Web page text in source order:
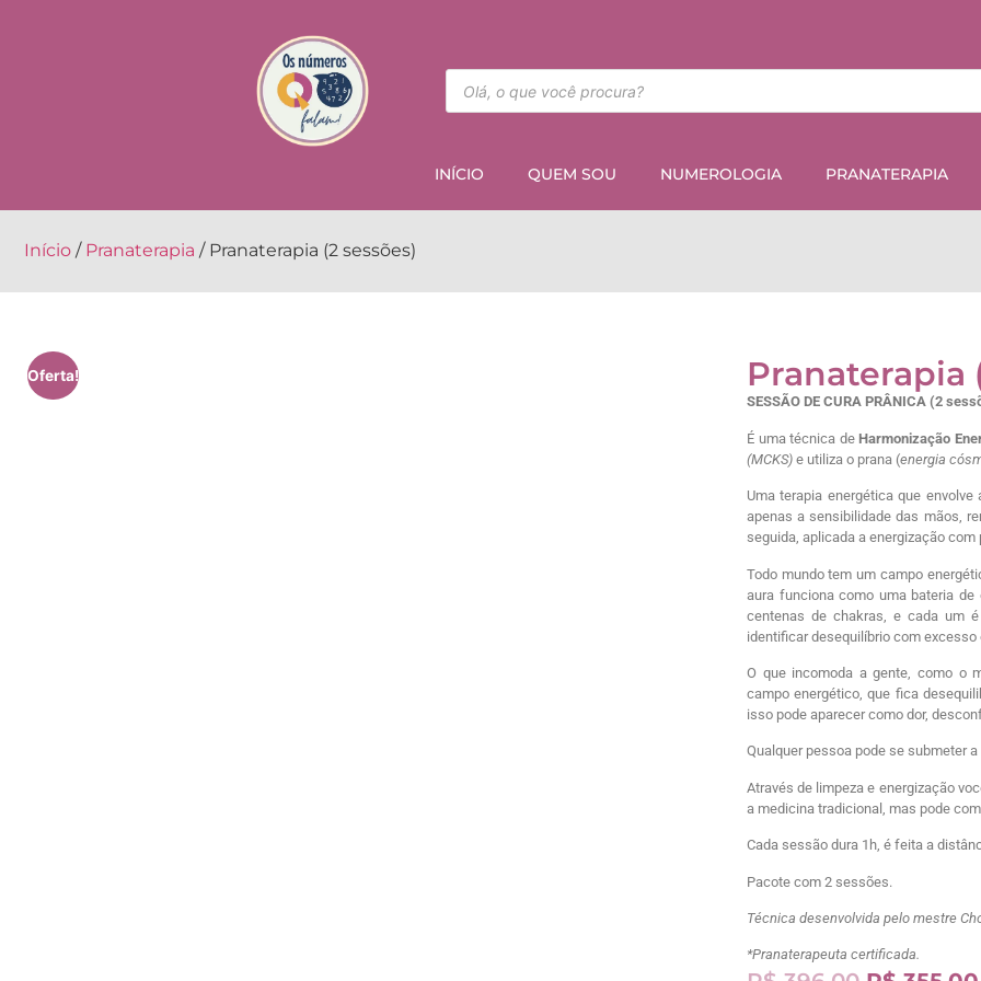
INÍCIO QUEM SOU NUMEROLOGIA PRANATERAPIA
Início / Pranaterapia / Pranaterapia (2 sessões)
Oferta! Pranaterapia
SESSÃO DE CURA PRÂNICA (2
É uma técnica deHarmonização
(MCKS) e utiliza o prana (energia
Uma terapia energética que
apenas a sensibilidade das mãos,
seguida, aplicada a energização
Todo mundo tem um campo
aura funciona como uma bateria
centenas de chakras, e cada um
identificar desequilíbrio com
O que incomoda a gente, como o
campo energético, que fica
isso pode aparecer como dor,
Qualquer pessoa pode se submeter
Através de limpeza e energização
a medicina tradicional, mas pode
Cada sessão dura 1h, é feita a
Pacote com 2 sessões.
Técnica desenvolvida pelo mestre
*Pranaterapeuta certificada.